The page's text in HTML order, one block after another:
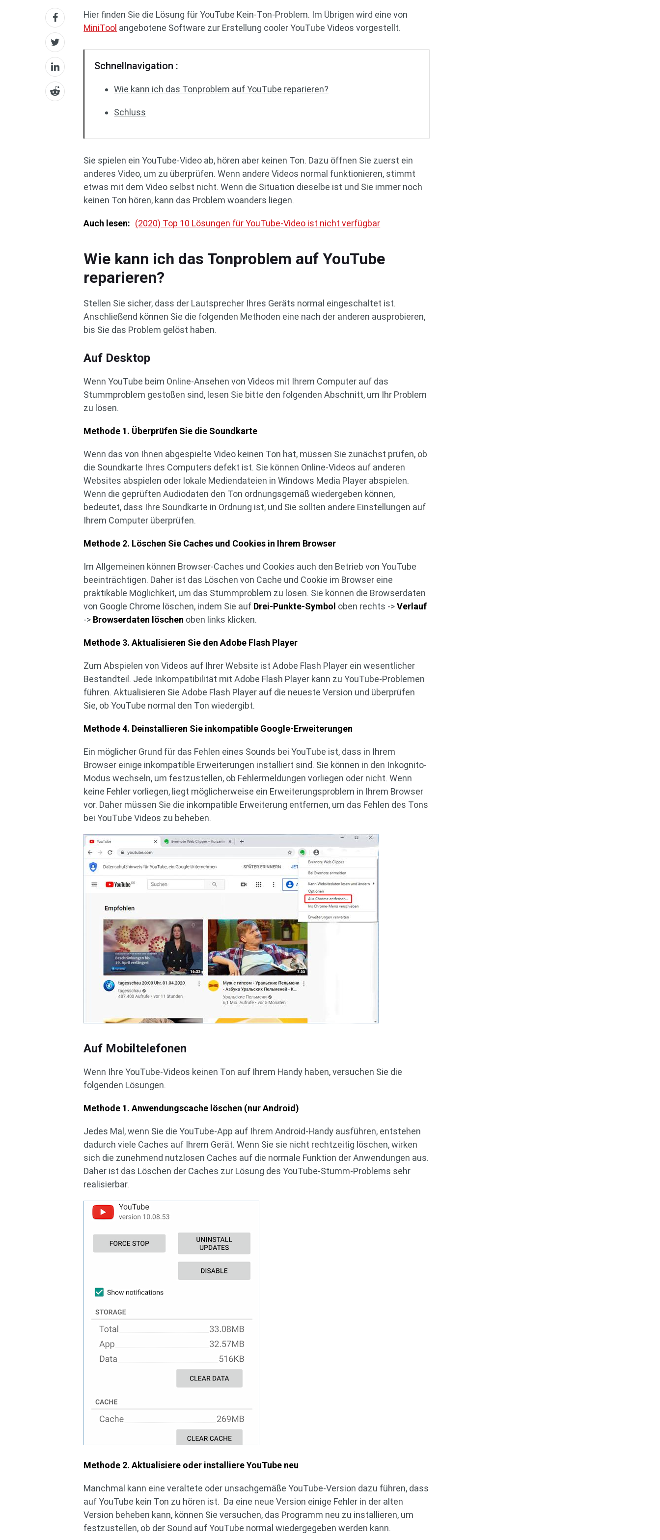
Hier finden Sie die Lösung für YouTube Kein-Ton-Problem. Im Übrigen wird eine von
MiniTool angebotene Software zur Erstellung cooler YouTube Videos vorgestellt.
Schnellnavigation :
Wie kann ich das Tonproblem auf YouTube reparieren?
Schluss
Sie spielen ein YouTube-Video ab, hören aber keinen Ton. Dazu öffnen Sie zuerst ein
anderes Video, um zu überprüfen. Wenn andere Videos normal funktionieren, stimmt
etwas mit dem Video selbst nicht. Wenn die Situation dieselbe ist und Sie immer noch
keinen Ton hören, kann das Problem woanders liegen.
Auch lesen: (2020) Top 10 Lösungen für YouTube-Video ist nicht verfügbar
Wie kann ich das Tonproblem auf YouTube
reparieren?
Stellen Sie sicher, dass der Lautsprecher Ihres Geräts normal eingeschaltet ist.
Anschließend können Sie die folgenden Methoden eine nach der anderen ausprobieren,
bis Sie das Problem gelöst haben.
Auf Desktop
Wenn YouTube beim Online-Ansehen von Videos mit Ihrem Computer auf das
Stummproblem gestoßen sind, lesen Sie bitte den folgenden Abschnitt, um Ihr Problem
zu lösen.
Methode 1. Überprüfen Sie die Soundkarte
Wenn das von Ihnen abgespielte Video keinen Ton hat, müssen Sie zunächst prüfen, ob
die Soundkarte Ihres Computers defekt ist. Sie können Online-Videos auf anderen
Websites abspielen oder lokale Mediendateien in Windows Media Player abspielen.
Wenn die geprüften Audiodaten den Ton ordnungsgemäß wiedergeben können,
bedeutet, dass Ihre Soundkarte in Ordnung ist, und Sie sollten andere Einstellungen auf
Ihrem Computer überprüfen.
Methode 2. Löschen Sie Caches und Cookies in Ihrem Browser
Im Allgemeinen können Browser-Caches und Cookies auch den Betrieb von YouTube
beeinträchtigen. Daher ist das Löschen von Cache und Cookie im Browser eine
praktikable Möglichkeit, um das Stummproblem zu lösen. Sie können die Browserdaten
von Google Chrome löschen, indem Sie auf Drei-Punkte-Symbol oben rechts ->Verlauf
-> Browserdaten löschen oben links klicken.
Methode 3. Aktualisieren Sie den Adobe Flash Player
Zum Abspielen von Videos auf Ihrer Website ist Adobe Flash Player ein wesentlicher
Bestandteil. Jede Inkompatibilität mit Adobe Flash Player kann zu YouTube-Problemen
führen. Aktualisieren Sie Adobe Flash Player auf die neueste Version und überprüfen
Sie, ob YouTube normal den Ton wiedergibt.
Methode 4. Deinstallieren Sie inkompatible Google-Erweiterungen
Ein möglicher Grund für das Fehlen eines Sounds bei YouTube ist, dass in Ihrem
Browser einige inkompatible Erweiterungen installiert sind. Sie können in den Inkognito-
Modus wechseln, um festzustellen, ob Fehlermeldungen vorliegen oder nicht. Wenn
keine Fehler vorliegen, liegt möglicherweise ein Erweiterungsproblem in Ihrem Browser
vor. Daher müssen Sie die inkompatible Erweiterung entfernen, um das Fehlen des Tons
bei YouTube Videos zu beheben.
Auf Mobiltelefonen
Wenn Ihre YouTube-Videos keinen Ton auf Ihrem Handy haben, versuchen Sie die
folgenden Lösungen.
Methode 1. Anwendungscache löschen (nur Android)
Jedes Mal, wenn Sie die YouTube-App auf Ihrem Android-Handy ausführen, entstehen
dadurch viele Caches auf Ihrem Gerät. Wenn Sie sie nicht rechtzeitig löschen, wirken
sich die zunehmend nutzlosen Caches auf die normale Funktion der Anwendungen aus.
Daher ist das Löschen der Caches zur Lösung des YouTube-Stumm-Problems sehr
realisierbar.
Methode 2. Aktualisiere oder installiere YouTube neu
Manchmal kann eine veraltete oder unsachgemäße YouTube-Version dazu führen, dass
auf YouTube kein Ton zu hören ist. Da eine neue Version einige Fehler in der alten
Version beheben kann, können Sie versuchen, das Programm neu zu installieren, um
festzustellen, ob der Sound auf YouTube normal wiedergegeben werden kann.